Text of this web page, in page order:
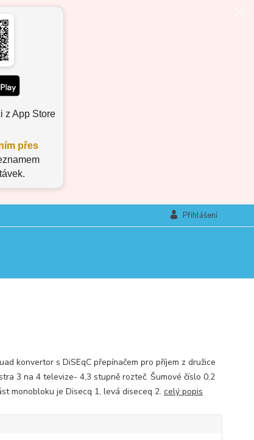
z App Store
přes
Přihlášení
konvertor s DiSEqC přepínačem pro příjem z družice
3 na 4 televize- 4,3 stupně rozteč. Šumové číslo 0,2
monobloku je Disecq 1, levá diseceq 2. celý popis